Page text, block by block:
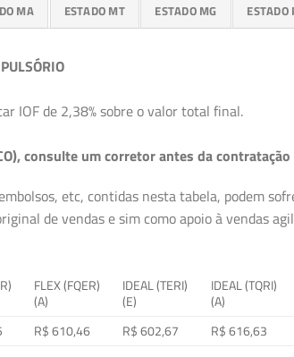
MA ESTADO MT ESTADO MG ESTADO
IOF de 2,38% sobre o valor total final.
consulte um corretor antes da
etc, contidas nesta tabela, podem
de vendas e sim como apoio à vendas
FLEX (FQER)
(A)
IDEAL (TERI)
(E)
IDEAL (TQRI)
(A)
R$ 610,46 R$ 602,67 R$ 616,63